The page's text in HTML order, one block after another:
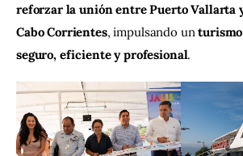
reforzar la unión entre Puerto Vallarta
Cabo Corrientes, impulsando un
seguro, eficiente y profesional.